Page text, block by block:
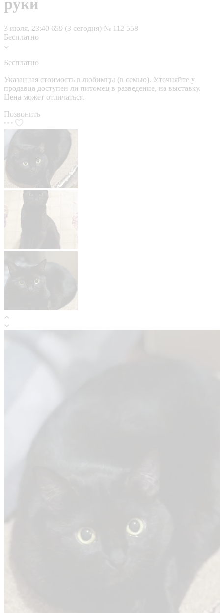
руки
3 июля, 23:40 659 (3 сегодня) № 112 558
Бесплатно
Бесплатно
Указанная стоимость в любимцы (в семью). Уточняйте у
продавца доступен ли питомец в разведение, на выставку.
Цена может отличаться.
Позвонить